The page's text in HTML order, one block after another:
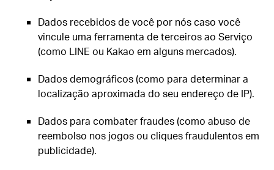
Dados recebidos de você por nós caso você
vincule uma ferramenta de terceiros ao Serviço
(como LINE ou Kakao em alguns mercados).
Dados demográficos (como para determinar a
localização aproximada do seu endereço de IP).
Dados para combater fraudes (como abuso de
reembolso nos jogos ou cliques fraudulentos em
publicidade).